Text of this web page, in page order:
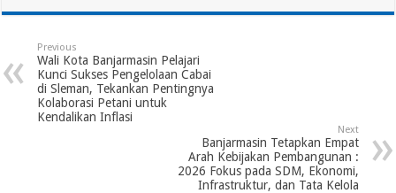
Previous
Wali Kota Banjarmasin Pelajari
Kunci Sukses Pengelolaan Cabai
di Sleman, Tekankan Pentingnya
Kolaborasi Petani untuk
Kendalikan Inflasi
Next
Banjarmasin Tetapkan Empat
Arah Kebijakan Pembangunan :
2026 Fokus pada SDM, Ekonomi,
Infrastruktur, dan Tata Kelola